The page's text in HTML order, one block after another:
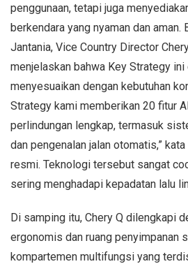
penggunaan, tetapi juga
berkendara yang nyaman dan aman.
Jantania, Vice Country Director
menjelaskan bahwa Key Strategy ini
menyesuaikan dengan kebutuhan
Strategy kami memberikan 20 fitur
perlindungan lengkap, termasuk
dan pengenalan jalan otomatis,”
resmi. Teknologi tersebut sangat
sering menghadapi kepadatan lalu
Di samping itu, Chery Q dilengkapi
ergonomis dan ruang penyimpanan
kompartemen multifungsi yang